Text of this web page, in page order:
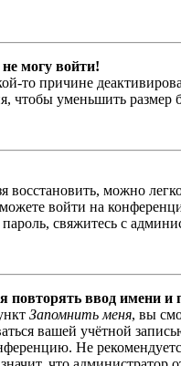
могу войти!
то причине
уменьшить размер
восстановить, можно
войти на
свяжитесь с
повторять ввод имени и
Запомнить меня, вы
вашей учётной
Не